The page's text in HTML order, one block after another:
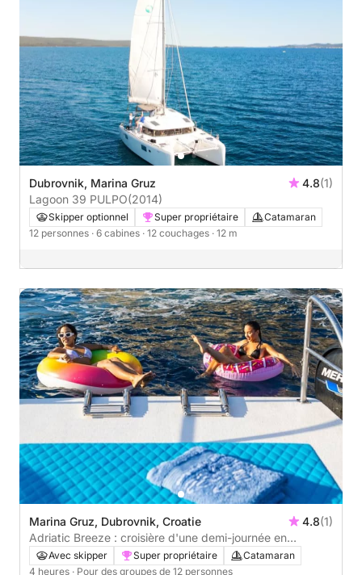
Dubrovnik, Marina Gruz 4.8(1)
Lagoon 39 PULPO(2014)
Skipper optionnel Super propriétaire
Catamaran
12 personnes · 6 cabines · 12 couchages · 12 m
Marina Gruz, Dubrovnik, Croatie 4.8(1)
Adriatic Breeze : croisière d'une demi-journée en
catamaran au départ de Dubrovnik
Avec skipper Super propriétaire
Catamaran
4 heures · Pour des groupes de 12 personnes